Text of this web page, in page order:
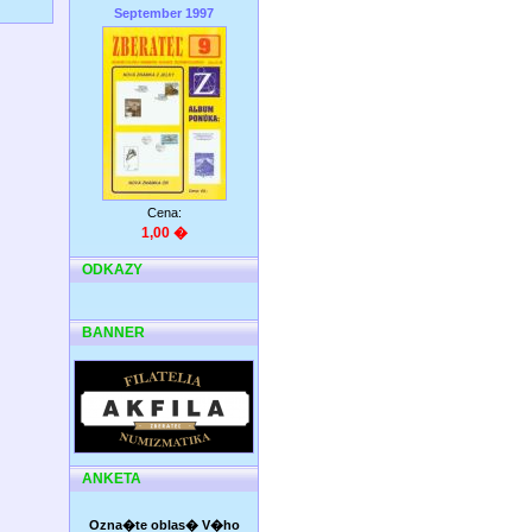
September 1997
Cena:
1,00 �
ODKAZY
BANNER
ANKETA
Ozna�te oblas� V�ho